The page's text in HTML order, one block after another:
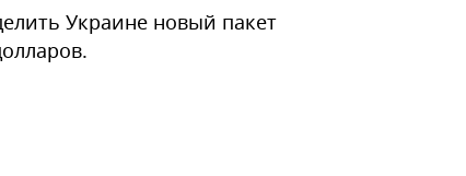
Украине новый пакет